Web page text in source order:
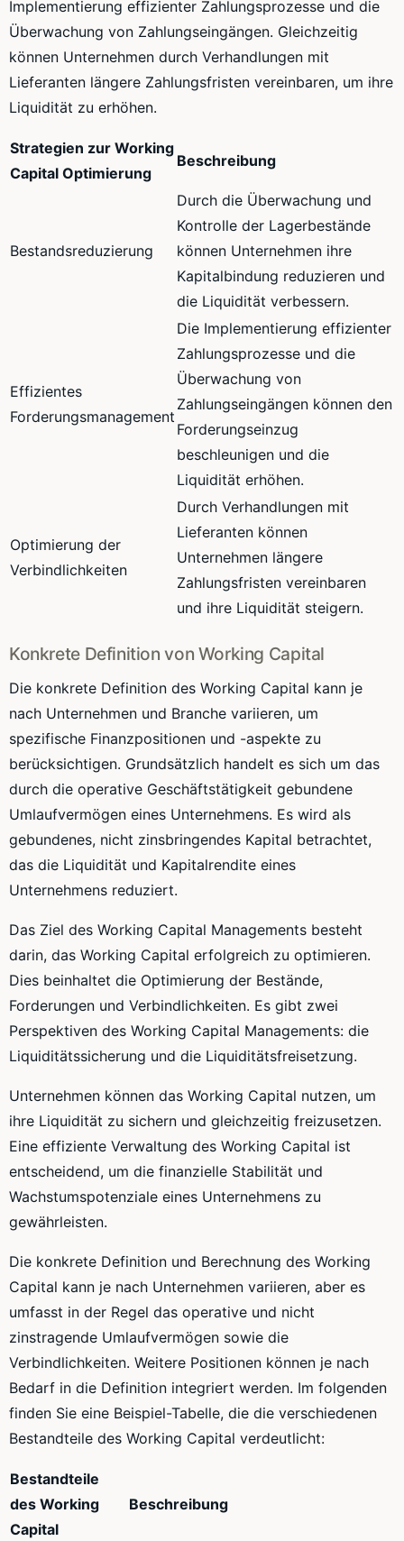
Implementierung effizienter Zahlungsprozesse und die
Überwachung von Zahlungseingängen. Gleichzeitig
können Unternehmen durch Verhandlungen mit
Lieferanten längere Zahlungsfristen vereinbaren, um ihre
Liquidität zu erhöhen.
Strategien zur Working
Capital Optimierung
Beschreibung
Bestandsreduzierung
Durch die Überwachung und
Kontrolle der Lagerbestände
können Unternehmen ihre
Kapitalbindung reduzieren und
die Liquidität verbessern.
Effizientes
Forderungsmanagement
Die Implementierung effizienter
Zahlungsprozesse und die
Überwachung von
Zahlungseingängen können den
Forderungseinzug
beschleunigen und die
Liquidität erhöhen.
Optimierung der
Verbindlichkeiten
Durch Verhandlungen mit
Lieferanten können
Unternehmen längere
Zahlungsfristen vereinbaren
und ihre Liquidität steigern.
Konkrete Definition von Working Capital
Die konkrete Definition des Working Capital kann je
nach Unternehmen und Branche variieren, um
spezifische Finanzpositionen und -aspekte zu
berücksichtigen. Grundsätzlich handelt es sich um das
durch die operative Geschäftstätigkeit gebundene
Umlaufvermögen eines Unternehmens. Es wird als
gebundenes, nicht zinsbringendes Kapital betrachtet,
das die Liquidität und Kapitalrendite eines
Unternehmens reduziert.
Das Ziel des Working Capital Managements besteht
darin, das Working Capital erfolgreich zu optimieren.
Dies beinhaltet die Optimierung der Bestände,
Forderungen und Verbindlichkeiten. Es gibt zwei
Perspektiven des Working Capital Managements: die
Liquiditätssicherung und die Liquiditätsfreisetzung.
Unternehmen können das Working Capital nutzen, um
ihre Liquidität zu sichern und gleichzeitig freizusetzen.
Eine effiziente Verwaltung des Working Capital ist
entscheidend, um die finanzielle Stabilität und
Wachstumspotenziale eines Unternehmens zu
gewährleisten.
Die konkrete Definition und Berechnung des Working
Capital kann je nach Unternehmen variieren, aber es
umfasst in der Regel das operative und nicht
zinstragende Umlaufvermögen sowie die
Verbindlichkeiten. Weitere Positionen können je nach
Bedarf in die Definition integriert werden. Im folgenden
finden Sie eine Beispiel-Tabelle, die die verschiedenen
Bestandteile des Working Capital verdeutlicht:
Bestandteile
des Working
Capital
Beschreibung